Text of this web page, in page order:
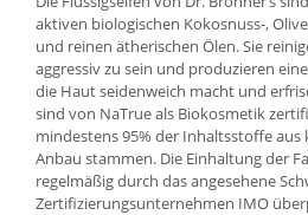
aktiven biologischen Kokosnuss-,
und reinen ätherischen Ölen. Sie
aggressiv zu sein und produzieren
die Haut seidenweich macht und
sind von NaTrue als Biokosmetik
mindestens 95% der Inhaltsstoffe
Anbau stammen. Die Einhaltung der
regelmäßig durch das angesehene
Zertifizierungsunternehmen IMO